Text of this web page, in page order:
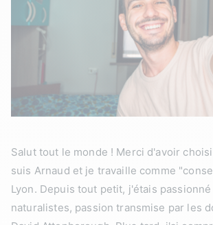
Salut tout le monde ! Merci d'avoir
suis Arnaud et je travaille comme
Lyon. Depuis tout petit, j'étais
naturalistes, passion transmise par les